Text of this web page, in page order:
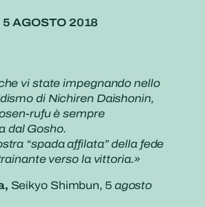
5 AGOSTO 2018
vi state impegnando nello
di Nichiren Daishonin,
rufu è sempre
dal Gosho.
“spada affilata” della fede
verso la vittoria.»
Seikyo Shimbun, 5agosto